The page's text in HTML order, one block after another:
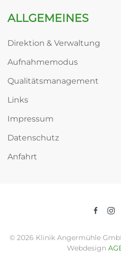
ALLGEMEINES
Direktion & Verwaltung
Aufnahmemodus
Qualitätsmanagement
Links
Impressum
Datenschutz
Anfahrt
© 2026 Klinik Angermühle
Webdesign